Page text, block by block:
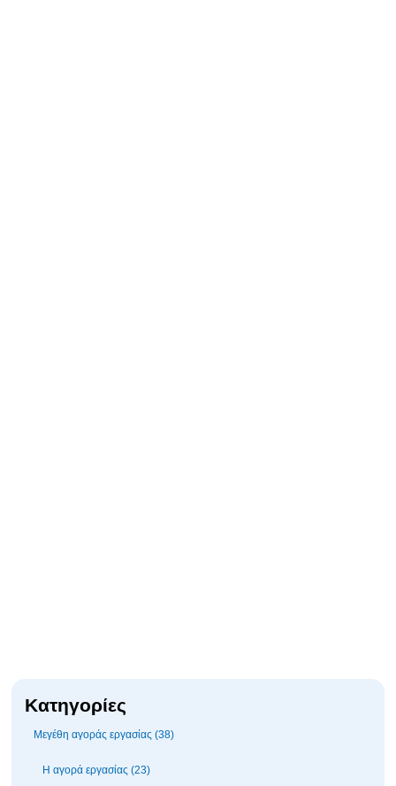
Κατηγορίες
Μεγέθη αγοράς εργασίας (38)
Η αγορά εργασίας (23)